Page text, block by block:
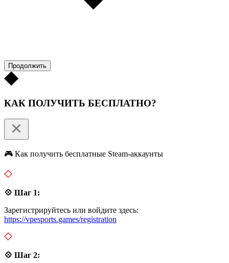
Продолжить
КАК ПОЛУЧИТЬ БЕСПЛАТНО?
🎮 Как получить бесплатные Steam-аккаунты
💠 Шаг 1:
Зарегистрируйтесь или войдите здесь:
https://vpesports.games/registration
💠 Шаг 2: